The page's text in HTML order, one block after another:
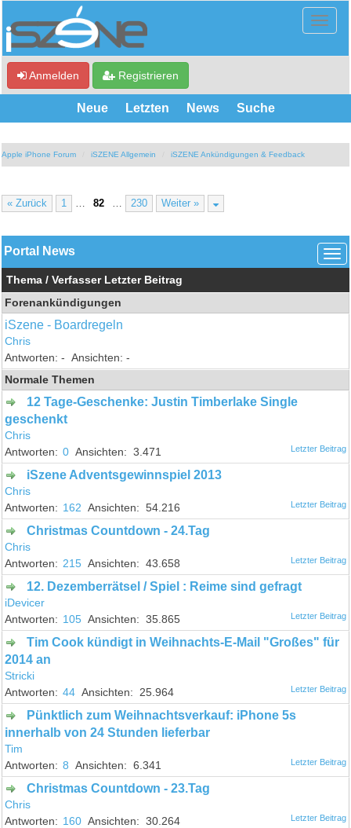
Anmelden Registrieren
Neue Letzten News Suche
Apple iPhone Forum iSZENE Allgemein iSZENE Ankündigungen & Feedback
« Zurück 1 82 230 Weiter »
Portal News
Thema /Verfasser Letzter Beitrag
Forenankündigungen
iSzene - Boardregeln
Chris
-
-
Normale Themen
12 Tage-Geschenke: Justin Timberlake Single
geschenkt
Chris
0
3.471
iSzene Adventsgewinnspiel 2013
Chris
162
54.216
Christmas Countdown - 24.Tag
Chris
215
43.658
12. Dezemberrätsel / Spiel : Reime sind gefragt
iDevicer
105
35.865
Tim Cook kündigt in Weihnachts-E-Mail "Großes" für
2014 an
Stricki
44
25.964
Pünktlich zum Weihnachtsverkauf: iPhone 5s
innerhalb von 24 Stunden lieferbar
Tim
8
6.341
Christmas Countdown - 23.Tag
Chris
160
30.264